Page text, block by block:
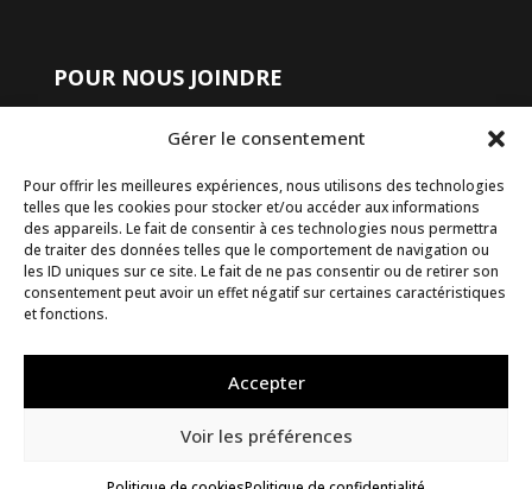
Gérer le consentement
Pour offrir les meilleures expériences, nous utilisons des technologies
telles que les cookies pour stocker et/ou accéder aux informations
des appareils. Le fait de consentir à ces technologies nous permettra
de traiter des données telles que le comportement de navigation ou
les ID uniques sur ce site. Le fait de ne pas consentir ou de retirer son
consentement peut avoir un effet négatif sur certaines caractéristiques
et fonctions.
Accepter
Voir les préférences
POUR NOUS JOINDRE
450 508-4400
info@groupesomac.com
18300 Rue J A Bombardier,
Mirabel, Québec, J7J 0H5
Sortir 28, autoroute 15 Nord
Restez informé